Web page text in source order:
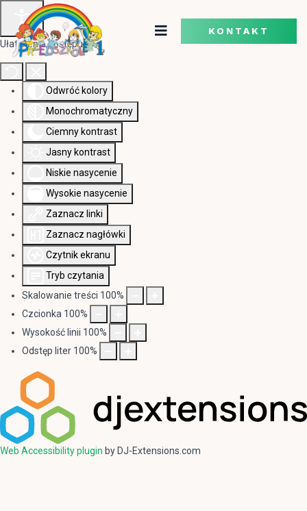
Ułatwienia dostępu
Odwróć kolory
Monochromatyczny
Ciemny kontrast
Jasny kontrast
Niskie nasycenie
Wysokie nasycenie
Zaznacz linki
Zaznacz nagłówki
Czytnik ekranu
Tryb czytania
Skalowanie treści 100%
Czcionka 100%
Wysokość linii 100%
Odstęp liter 100%
Web Accessibility plugin by DJ-Extensions.com
KONTAKT